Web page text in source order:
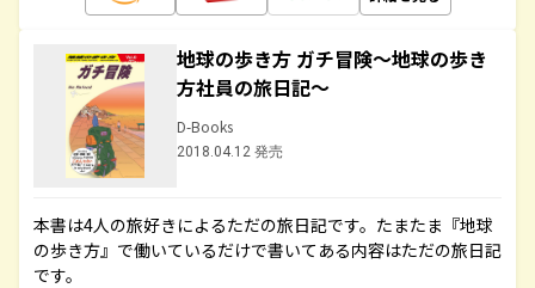
地球の歩き方 ガチ冒険～地球の歩き
方社員の旅日記～
D-Books
2018.04.12 発売
本書は4人の旅好きによるただの旅日記です。たまたま『地球
の歩き方』で働いているだけで書いてある内容はただの旅日記
です。